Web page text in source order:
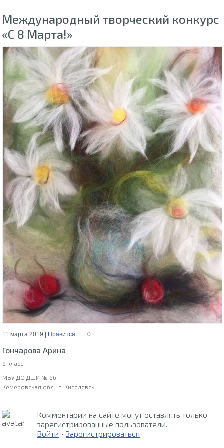
Международный творческий конкурс
«С 8 Марта!»
11 марта 2019 | Нравится 0
Гончарова Арина
6 класс
МБУ ДО ДШИ № 66
Кемеровская обл., г. Киселевск
Комментарии на сайте могут оставлять только
зарегистрированные пользователи.
Войти •Зарегистрироваться